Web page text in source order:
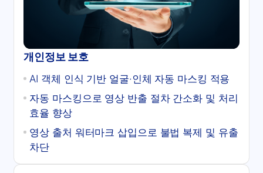
개인정보 보호
AI 객체 인식 기반 얼굴·인체 자동 마스킹 적용
자동 마스킹으로 영상 반출 절차 간소화 및 처리
효율 향상
영상 출처 워터마크 삽입으로 불법 복제 및 유출
차단